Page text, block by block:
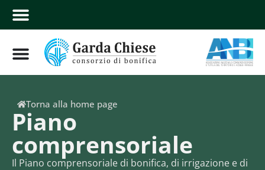
Piano
comprensoriale
Il Piano comprensoriale di bonifica, di irrigazione e di
Torna alla home page